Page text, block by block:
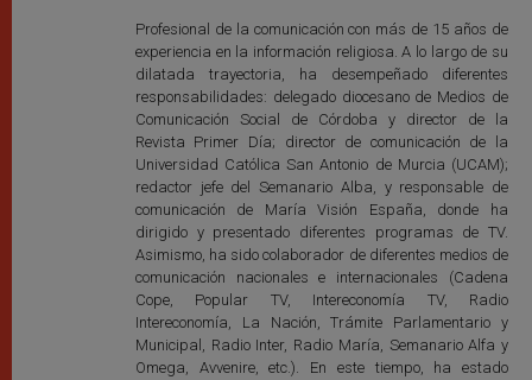
Profesional de la comunicación con más de 15 años de
experiencia en la información religiosa. A lo largo de su
dilatada trayectoria, ha desempeñado diferentes
responsabilidades: delegado diocesano de Medios de
Comunicación Social de Córdoba y director de la
Revista Primer Día; director de comunicación de la
Universidad Católica San Antonio de Murcia (UCAM);
redactor jefe del Semanario Alba, y responsable de
comunicación de María Visión España, donde ha
dirigido y presentado diferentes programas de TV.
Asimismo, ha sido colaborador de diferentes medios de
comunicación nacionales e internacionales (Cadena
Cope, Popular TV, Intereconomía TV, Radio
Intereconomía, La Nación, Trámite Parlamentario y
Municipal, Radio Inter, Radio María, Semanario Alfa y
Omega, Avvenire, etc.). En este tiempo, ha estado